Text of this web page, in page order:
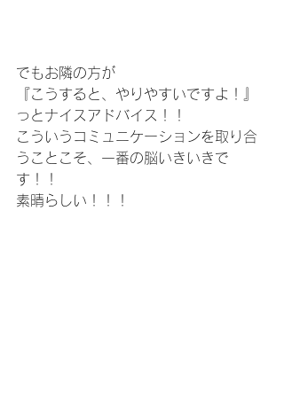
でもお隣の方が
『こうすると、やりやすいですよ！』
っとナイスアドバイス！！
こういうコミュニケーションを取り合
うことこそ、一番の脳いきいきで
す！！
素晴らしい！！！